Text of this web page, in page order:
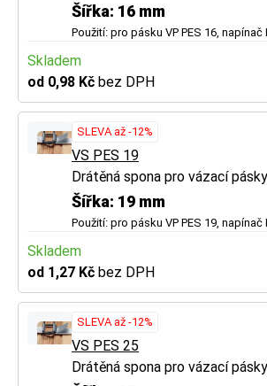
Šířka: 16 mm
Použití: pro pásku VP PES 16, napínač
Skladem
od 0,98 Kč bez DPH
SLEVA až -12%
VS PES 19
Drátěná spona pro vázací
Šířka: 19 mm
Použití: pro pásku VP PES 19, napínač
Skladem
od 1,27 Kč bez DPH
SLEVA až -12%
VS PES 25
Drátěná spona pro vázací